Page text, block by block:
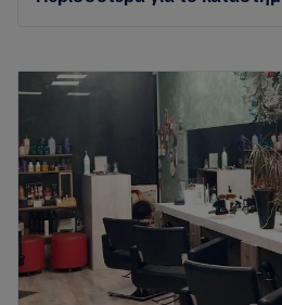
Go to
Τρίτη
Πέμπτη
Παρασκευή
Σάββατο
Κυριακή
To Νικόλας Πρέκας- Ευτυχίδου στο
χώρος ομορφιάς που προσφέρει